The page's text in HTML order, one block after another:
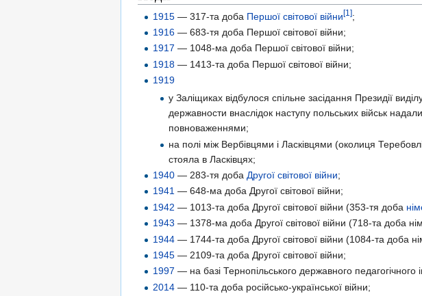
1915 — 317-та доба Першої світової війни[1];
1916 — 683-тя доба Першої світової війни;
1917 — 1048-ма доба Першої світової війни;
1918 — 1413-та доба Першої світової війни;
1919
у Заліщиках відбулося спільне засідання Президії
державности внаслідок наступу польських військ
повноваженнями;
на полі між Вербівцями і Ласківцями (околиця
стояла в Ласківцях;
1940 — 283-тя доба Другої світової війни;
1941 — 648-ма доба Другої світової війни;
1942 — 1013-та доба Другої світової війни (353-тя доба
1943 — 1378-ма доба Другої світової війни (718-та доба
1944 — 1744-та доба Другої світової війни (1084-та доба
1945 — 2109-та доба Другої світової війни;
1997 — на базі Тернопільського державного педагогічного
2014 — 110-та доба російсько-української війни;